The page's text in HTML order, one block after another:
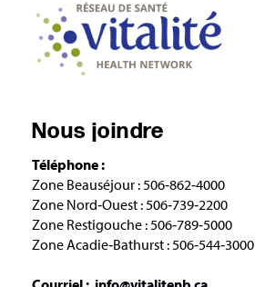
Nous joindre
Téléphone :
Zone Beauséjour : 506‑862‑4000
Zone Nord‑Ouest : 506‑739‑2200
Zone Restigouche : 506‑789‑5000
Zone Acadie‑Bathurst : 506‑544‑3000